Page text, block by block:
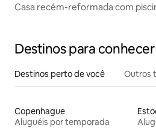
Casa recém-reformada com
Destinos para conhecer
Destinos perto de você Outros
Copenhague
Aluguéis por temporada